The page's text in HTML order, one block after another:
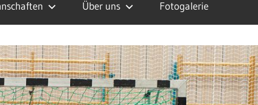
Über uns Fotogalerie